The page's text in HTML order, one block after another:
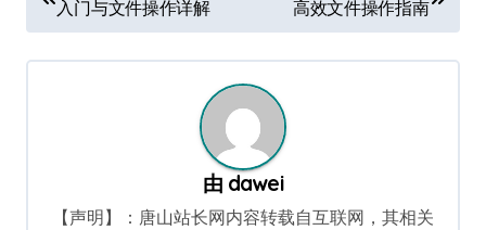
章
导
入门与文件操作详解 高效文件操作指南
由 dawei
【声明】：唐山站长网内容转载自互联网，其相关